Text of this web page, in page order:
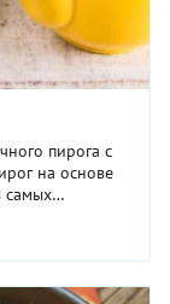
пирога с
на основе
самых
что «в
с дачными
надо срочно